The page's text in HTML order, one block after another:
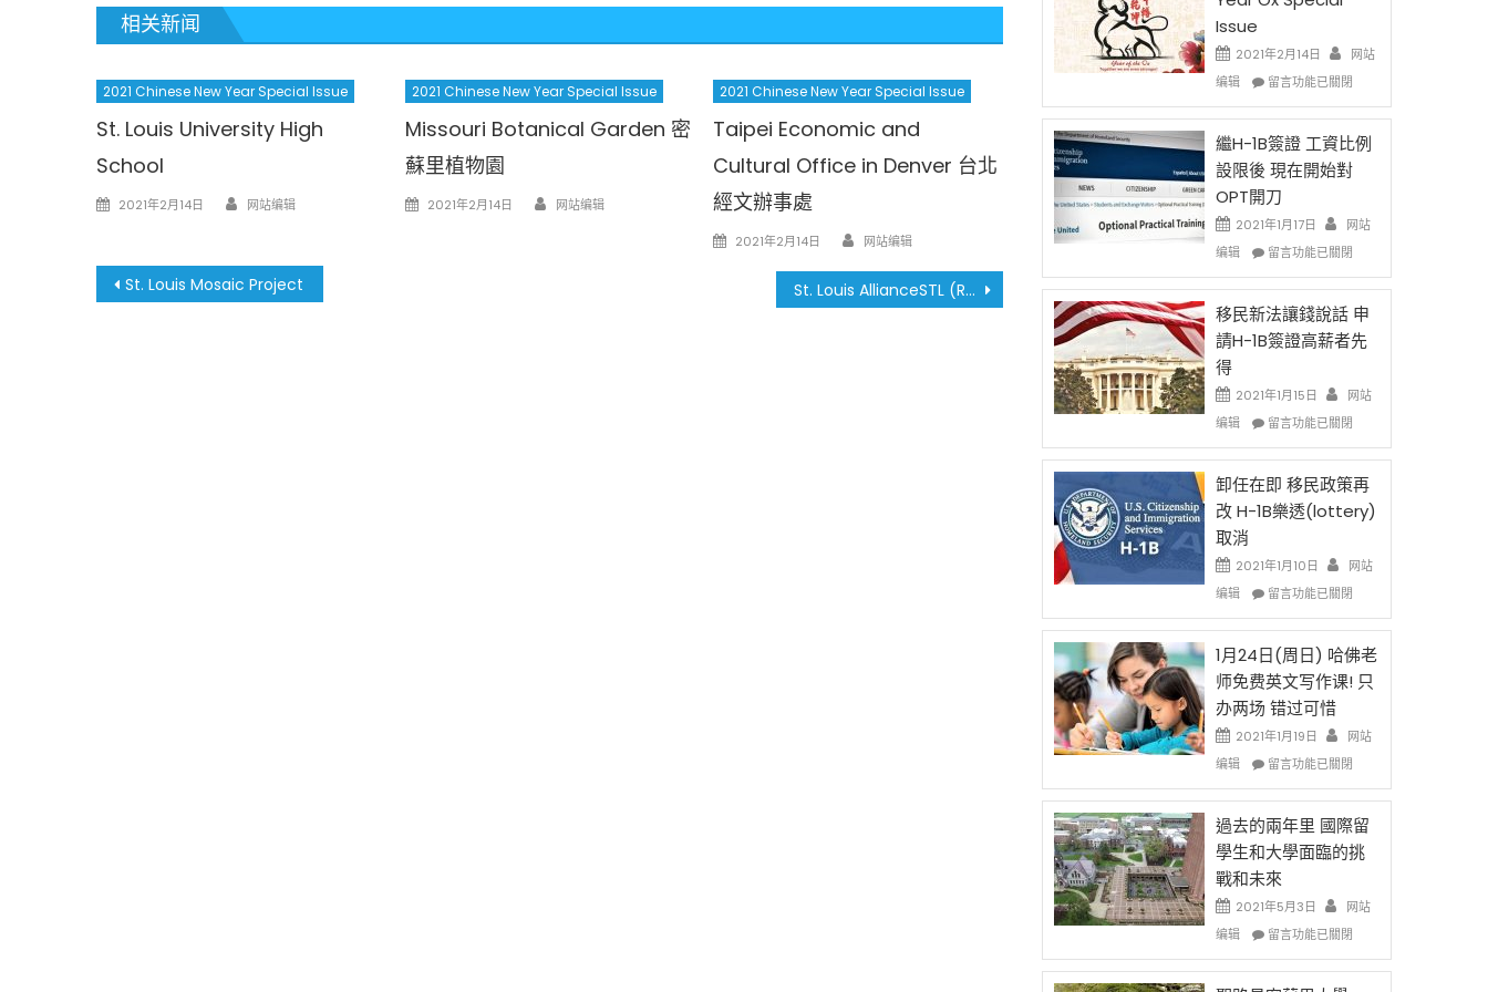
相关新闻
2021 Chinese New Year Special Issue
St. Louis University High
School
Posted
2021年2月14日 Author
网站编辑
2021 Chinese New Year Special Issue
Missouri Botanical Garden 密
蘇里植物園
Posted
2021年2月14日 Author
网站编辑
2021 Chinese New Year Special Issue
Taipei Economic and
Cultural Office in Denver 台北
經文辦事處
Posted
2021年2月14日 Author
网站编辑
文St. Louis Mosaic Project St. Louis AllianceSTL (RCGA) 聖路易聯盟
Issue
2021年2月14日
网站
编辑
在
Chinese
New
Year
Ox
Special
Issue〉
中
留言功能已關閉
繼H-1B簽證 工資比例
設限後 現在開始對
OPT開刀
2021年1月17日
网站
编辑
在
H-
1B
簽
證
資
比
設
限
後
現
開
始
對
OPT
開
刀〉
中
留言功能已關閉
移民新法讓錢說話 申
請H-1B簽證高薪者先
得
2021年1月15日
网站
编辑
在
民
新
法
讓
說
話
請
H-
1B
簽
證
高
薪
者
先
得〉
中
留言功能已關閉
卸任在即 移民政策再
改 H-1B樂透(lottery)
取消
2021年1月10日
网站
编辑
在
任
在
即
移
民
政
策
改
H-
1B
樂
透
(lottery)
取
消〉
中
留言功能已關閉
1月24日(周日) 哈佛老
师免费英文写作课! 只
办两场 错过可惜
2021年1月19日
网站
编辑
在
月
24
日
(周
日)
哈
佛
师
留言功能已關閉
過去的兩年里 國際留
學生和大學面臨的挑
戰和未來
2021年5月3日
网站
编辑
在
去
留言功能已關閉